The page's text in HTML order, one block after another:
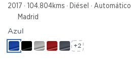
2017 104.804kms Diésel
Automático
Madrid
Azul
+2